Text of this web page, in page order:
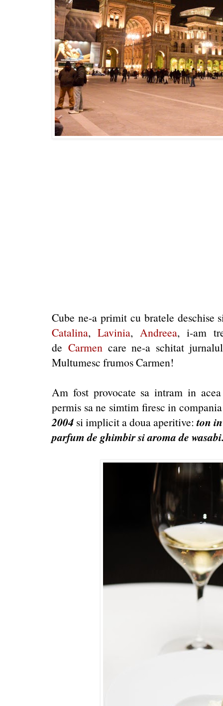
Cube ne-a primit cu bratele deschise
Catalina, Lavinia, Andreea, i-am
deCarmen care ne-a schitat
Multumesc frumos Carmen!
Am fost provocate sa intram in
permis sa ne simtim firesc in
2004 si implicit a doua aperitive:ton
parfum de ghimbir si aroma de